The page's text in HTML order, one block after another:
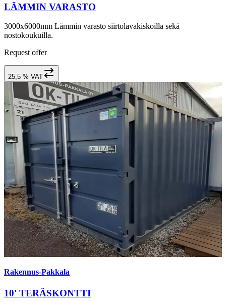
LÄMMIN VARASTO
3000x6000mm Lämmin varasto siirtolavakiskoilla sekä
nostokoukuilla.
Request offer
25,5 % VAT
Rakennus-Pakkala
10' TERÄSKONTTI